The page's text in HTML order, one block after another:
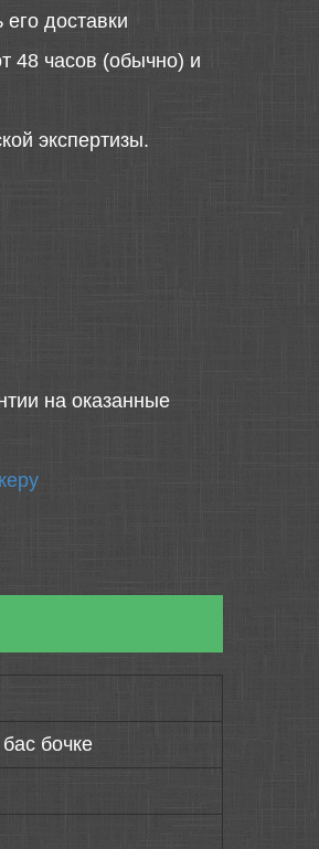
доставки
48 часов (обычно) и
экспертизы.
на оказанные
бочке